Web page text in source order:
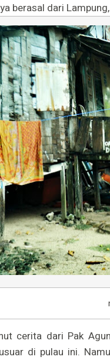
berasal dari
cerita dari Pak
di pulau ini.